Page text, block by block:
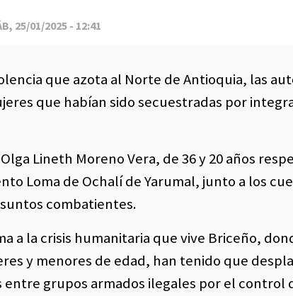
25/01/2025 - 12:41
que azota al Norte de Antioquia, las
que habían sido secuestradas por
Lineth Moreno Vera, de 36 y 20 años
Loma de Ochalí de Yarumal, junto a los
combatientes.
a la crisis humanitaria que vive Briceño,
y menores de edad, han tenido que
grupos armados ilegales por el control